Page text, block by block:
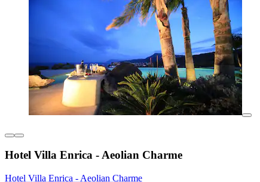
Hotel Villa Enrica - Aeolian Charme
Hotel Villa Enrica - Aeolian Charme